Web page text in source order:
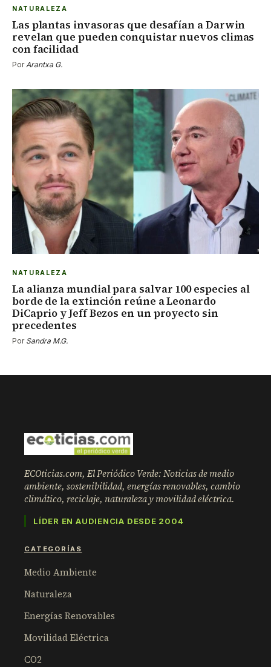
NATURALEZA
Las plantas invasoras que desafían a Darwin
revelan que pueden conquistar nuevos climas
con facilidad
PorArantxa G.
NATURALEZA
La alianza mundial para salvar 100 especies al
borde de la extinción reúne a Leonardo
DiCaprio y Jeff Bezos en un proyecto sin
precedentes
Por Sandra M.G.
ECOticias.com, El Periódico Verde: Noticias de medio
ambiente, sostenibilidad, energías renovables, cambio
climático, reciclaje, naturaleza y movilidad eléctrica.
LÍDER EN AUDIENCIA DESDE 2004
CATEGORÍAS
Medio Ambiente
Naturaleza
Energías Renovables
Movilidad Eléctrica
CO2